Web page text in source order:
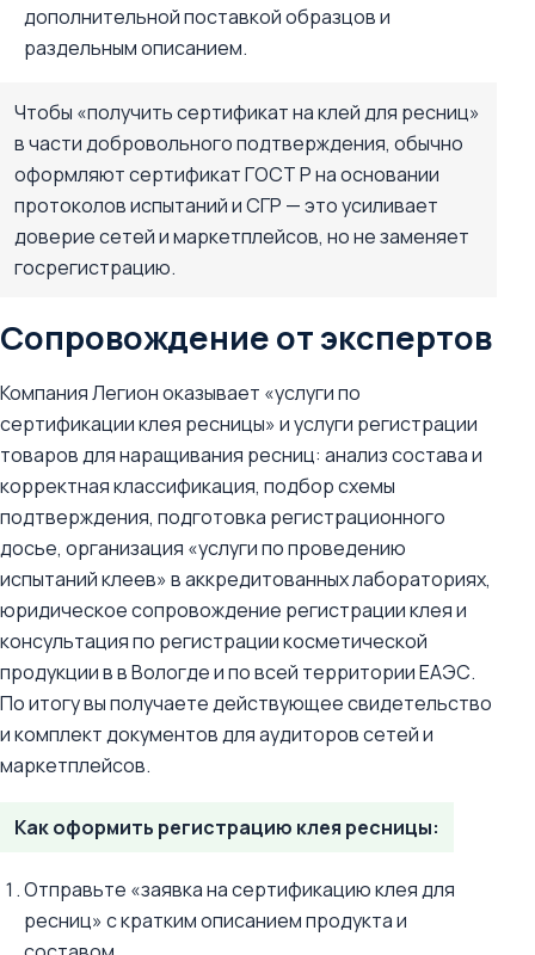
дополнительной поставкой образцов и
раздельным описанием.
Чтобы «получить сертификат на клей для ресниц»
в части добровольного подтверждения, обычно
оформляют сертификат ГОСТ Р на основании
протоколов испытаний и СГР — это усиливает
доверие сетей и маркетплейсов, но не заменяет
госрегистрацию.
Сопровождение от экспертов
Компания Легион оказывает «услуги по
сертификации клея ресницы» и услуги регистрации
товаров для наращивания ресниц: анализ состава и
корректная классификация, подбор схемы
подтверждения, подготовка регистрационного
досье, организация «услуги по проведению
испытаний клеев» в аккредитованных лабораториях,
юридическое сопровождение регистрации клея и
консультация по регистрации косметической
продукции в в Вологде и по всей территории ЕАЭС.
По итогу вы получаете действующее свидетельство
и комплект документов для аудиторов сетей и
маркетплейсов.
Как оформить регистрацию клея ресницы:
Отправьте «заявка на сертификацию клея для
ресниц» с кратким описанием продукта и